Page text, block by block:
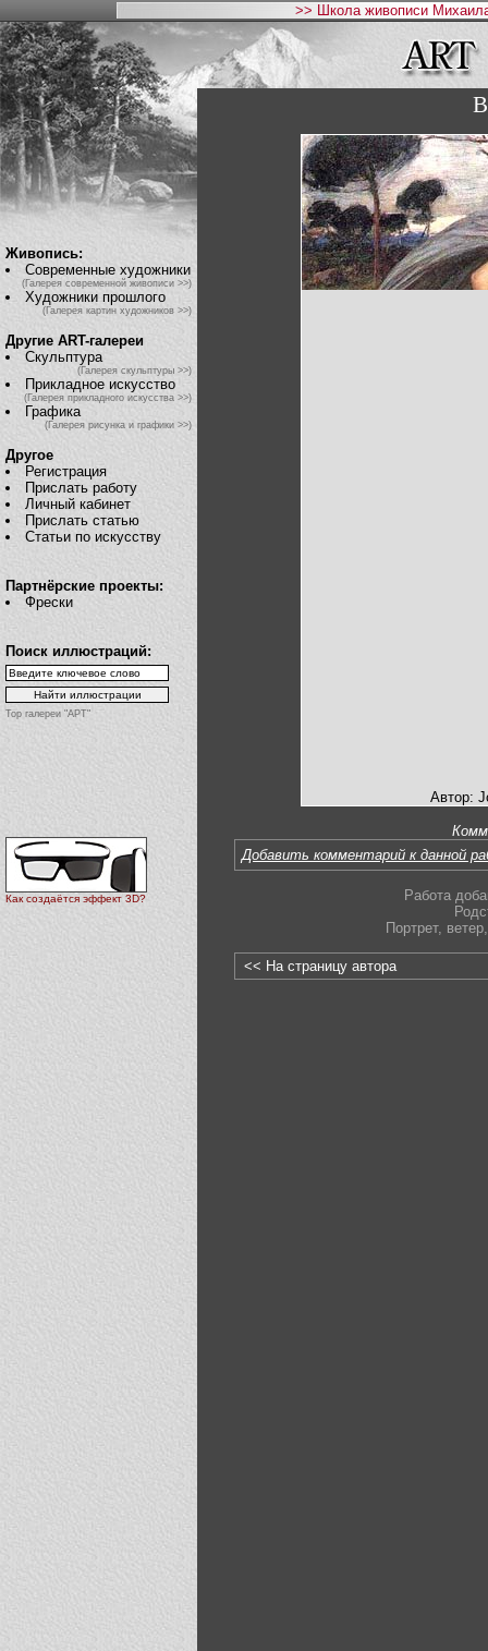
>> Школа живописи
Живопись:
Современные художники
(Галерея современной живописи >>)
Художники прошлого
(Галерея картин художников >>)
Другие ART-галереи
Скульптура
(Галерея скульптуры >>)
Прикладное искусство
(Галерея прикладного искусства >>)
Графика
(Галерея рисунка и графики >>)
Другое
Регистрация
Прислать работу
Личный кабинет
Прислать статью
Статьи по искусству
Партнёрские проекты:
Фрески
Поиск иллюстраций:
Top галереи "АРТ"
Как создаётся эффект 3D?
Автор:
Добавить комментарий к данной
Работа
Портрет, ветер,
<< На страницу автора